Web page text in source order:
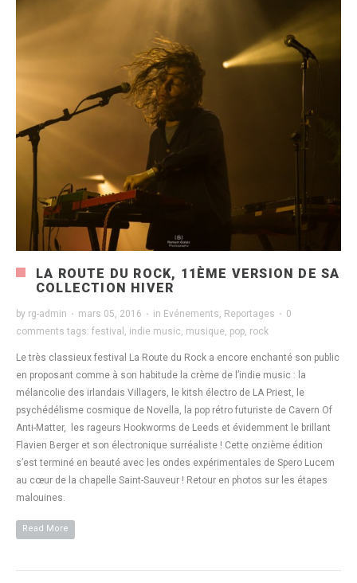
LA ROUTE DU ROCK, 11ÈME VERSION DE SA
COLLECTION HIVER
by rg-admin · mars 05, 2016 · in Evénements, Reportages · 0
comments tags: festival , indie music, musique, pop, rock
Le très classieux festival La Route du Rock a encore enchanté son public
en proposant comme à son habitude la crème de l’indie music : la
mélancolie des irlandais Villagers, le kitsh électro de LA Priest, le
psychédélisme cosmique de Novella, la pop rétro futuriste de Cavern Of
Anti-Matter, les rageurs Hookworms de Leeds et évidemment le brillant
Flavien Berger et son électronique surréaliste ! Cette onzième édition
s’est terminé en beauté avec les ondes expérimentales de Spero Lucem
au cœur de la chapelle Saint-Sauveur ! Retour en photos sur les étapes
malouines.
Read More